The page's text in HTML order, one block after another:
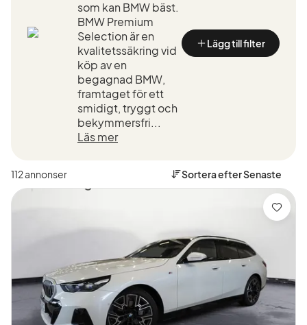
som kan BMW bäst.
BMW Premium
Selection är en
kvalitetssäkring vid
köp av en
begagnad BMW,
framtaget för ett
smidigt, tryggt och
bekymmersfri...
Läs mer
Lägg till filter
112 annonser Sortera efterSenaste
Spara